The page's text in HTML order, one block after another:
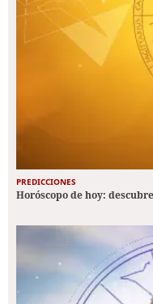
PREDICCIONES
Horóscopo de hoy: